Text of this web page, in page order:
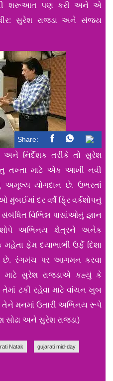
શરૂઆત પણ કરી અને એ
સુરેશ રાજડા અને સંજય
Share:
અને નિર્દેશક તરીકે તો સુરેશ
તખ્તા માટે એક આખી નવી
અમૂલ્ય યોગદાન છે. ઉભરતાં
મુંબઈમાં દર વર્ષે ફ્રિ વર્કશોપનું
વિભિન્ન પાસાંઓનું જ્ઞાન
અભિનય ક્ષેત્રને અનેક
ફેમ દયાભાભી ઉર્ફે દિશા
છે. રંગમંચ પર આગમન કરવા
માટે સુરેશ રાજડાએ કહ્યું કે
ટકી રહેવા માટે વાંચન ખુબ
મનમાં ઉતારી અભિનય રૂપે
સોઢા અને સુરેશ રાજડા)
Natak gujarati mid-day